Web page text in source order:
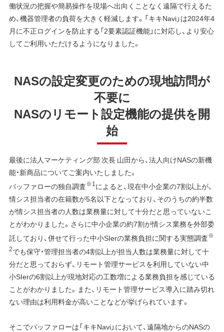
働状況の把握や簡易操作を現場へ出向くことなく遠隔で行えるた
め、機器管理者の負荷を大きく軽減します。「キキNavi」は2024年4
月に不正ログインを防止する「2要素認証機能」に対応し、より安心
してご利用いただけるようになりました。
NASの設定変更のための現地訪問が
不要に
NASのリモート設定機能の提供を開
始
最後に法人マーケティング部 次長 山田から、法人向けNASの新機
能・新商品についてご案内いたしました。
バッファローの独自調査※1によると、現在中小企業の7割以上が、
情シス担当者の在籍数が5名以下となっており、そのうちの約半数
が情シス担当者の人数は業務量に対して十分だと思っていないこ
とがわかりました。さらに中小企業の約7割が情シス業務を外部委
託しており、併せて行った中小SIerの業務負担に関する実態調査※
2でも保守・管理担当者の4割以上が担当人数は業務量に対して十
分だと思っておらず、リモート管理サービスを利用していない中
小SIerの6割以上が現地対応の工数増による業務負担を感じている
ことがわかりました。また、リモート管理サービス導入に踏み切れ
ない理由は利用料金が高いことなどが挙げられています。
そこでバッファローは「キキNavi」において、遠隔地からのNASの